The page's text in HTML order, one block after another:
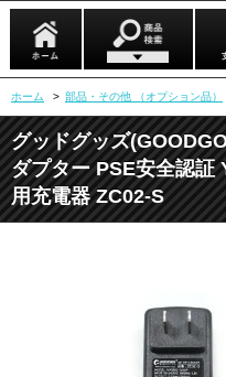
ホーム > 部品・その他 （オプション品）
グッドグッズ
ダプター PSE安全認証
用充電器 ZC02-S